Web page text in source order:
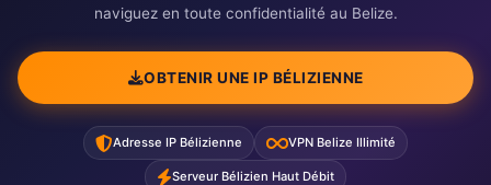
naviguez en toute confidentialité au Belize.
OBTENIR UNE IP BÉLIZIENNE
Adresse IP Bélizienne VPN Belize Illimité
Serveur Bélizien Haut Débit